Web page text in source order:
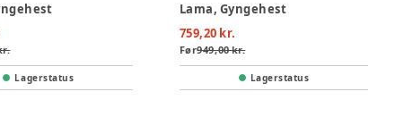
Lagerstatus
Lama, Gyngehest
759,20 kr.
Før949,00 kr.
Lagerstatus